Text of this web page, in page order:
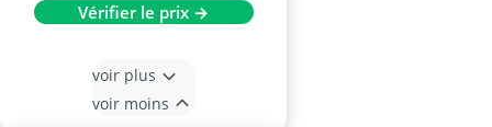
Vérifier le prix →
voir plus
voir moins